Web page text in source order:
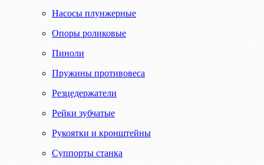
Насосы плунжерные
Опоры роликовые
Пиноли
Пружины противовеса
Резцедержатели
Рейки зубчатые
Рукоятки и кронштейны
Суппорты станка